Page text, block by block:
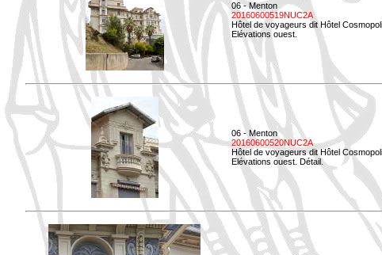
06 - Menton
20160600519NUC2A
Hôtel de voyageurs dit Hôtel
Elévations ouest.
06 - Menton
20160600520NUC2A
Hôtel de voyageurs dit Hôtel
Elévations ouest. Détail.